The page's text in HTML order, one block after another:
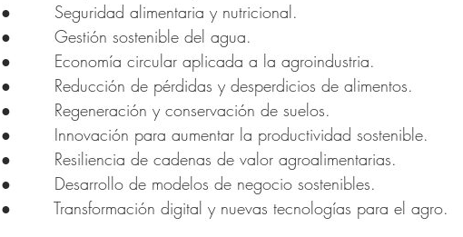
●        Seguridad alimentaria y nutricional.
●        Gestión sostenible del agua.
●        Economía circular aplicada a la agroindustria.
●        Reducción de pérdidas y desperdicios de alimentos.
●        Regeneración y conservación de suelos.
●        Innovación para aumentar la productividad sostenible.
●        Resiliencia de cadenas de valor agroalimentarias.
●        Desarrollo de modelos de negocio sostenibles.
●        Transformación digital y nuevas tecnologías para el agro.